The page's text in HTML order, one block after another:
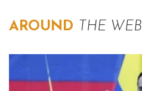
AROUND THE WEB